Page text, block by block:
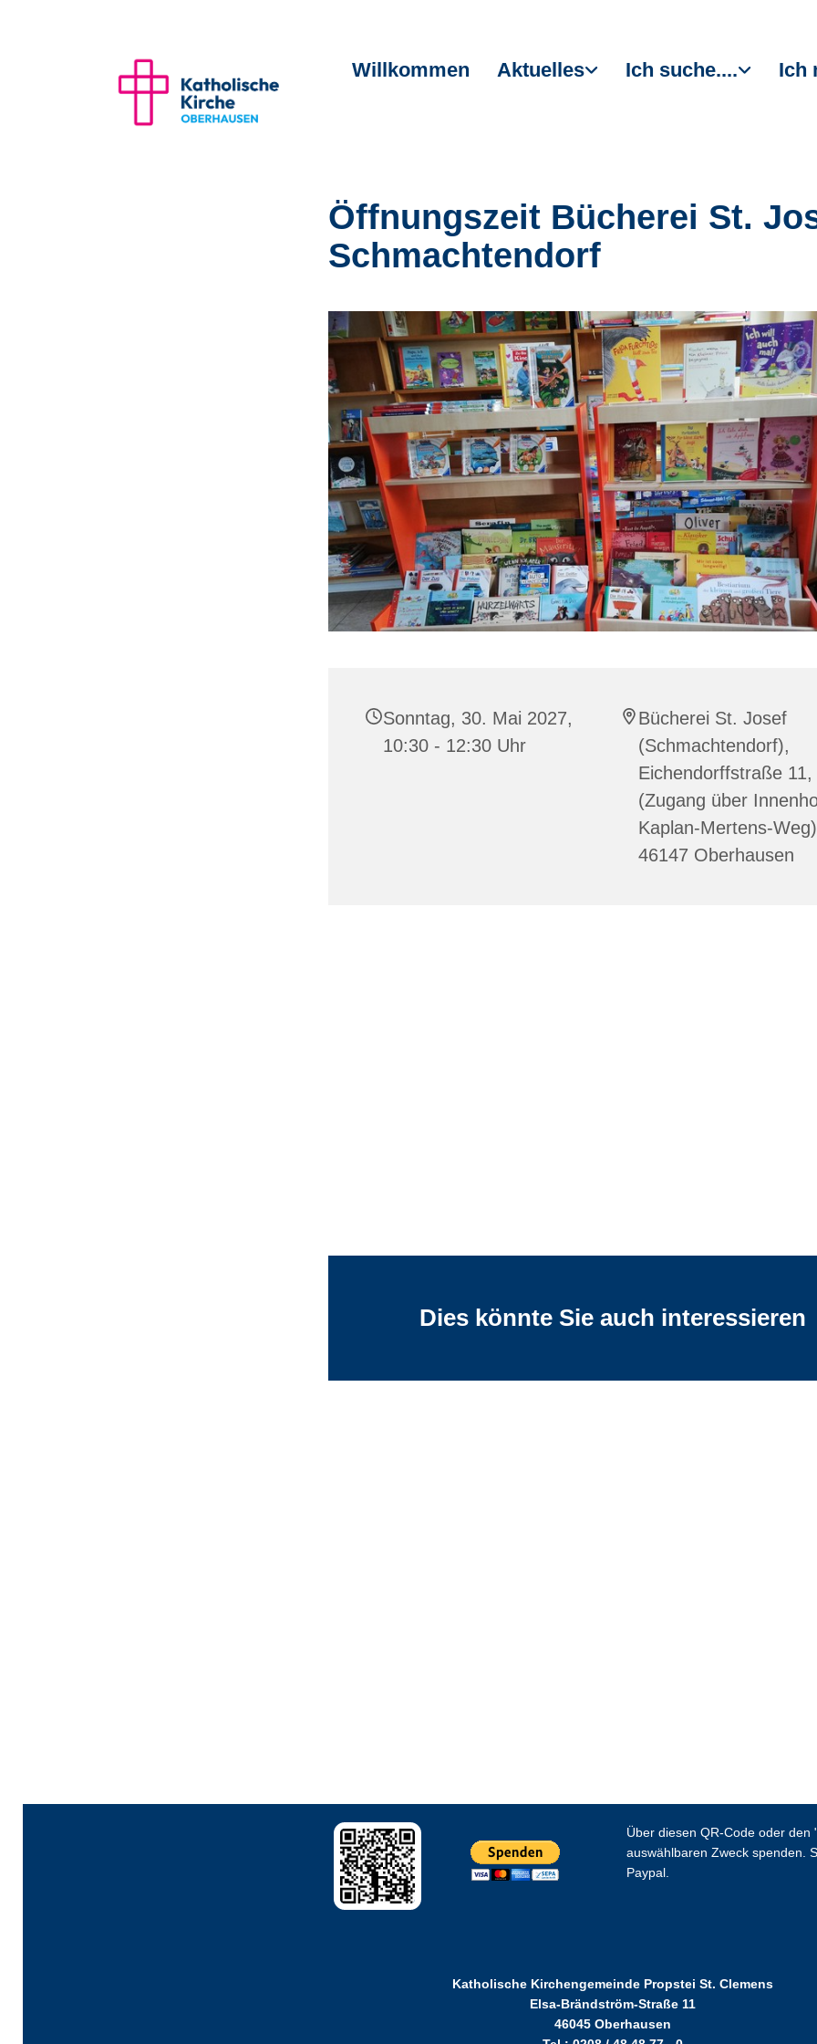
Willkommen Aktuelles Ich suche.... Ich
Öffnungszeit Bücherei St.
Schmachtendorf
Sonntag, 30. Mai 2027,
10:30 - 12:30 Uhr
Bücherei St. Josef
(Schmachtendorf),
Eichendorffstraße 11,
(Zugang über
Kaplan-Mertens-
46147 Oberhausen
Dies könnte Sie auch interessieren
Über diesen QR-Code oder
auswählbaren Zweck spenden.
Paypal.
Katholische Kirchengemeinde Propstei St. Clemens
Elsa-Brändström-Straße 11
46045 Oberhausen